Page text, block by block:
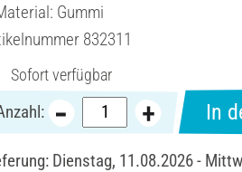
Gummi
832311
Sofort verfügbar
In
Dienstag, 11.08.2026 -